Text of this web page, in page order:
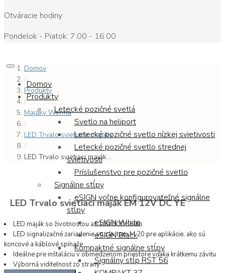
Otváracie hodiny
Pondelok - Piatok: 7:00 - 16:00
Domov
Produkty
Letecké pozičné svetlá
Svetlo na heliport
Letecké pozičné svetlo nízkej svietivosti
Letecké pozičné svetlo strednej
svietivosti
Príslušenstvo pre pozičné svetlo
Signálne stĺpy
eSIGN voľne konfigurovateľné signálne
stĺpy
eSIGN White
eSIGN Black
Kompaktné signálne stĺpy
Signálny stĺp RST 56
Domov
/
Produkty
/
Majáky Werma
/
LED Trvalo svietiace majáky
/
LED Trvalo svietiaci maják...
LED Trvalo svietiaci maják EM 12V DC YE
LED maják so životnosťou až 100 000 hodín
LED signalizačné zariadenie so závitom M 20 pre aplikácie, ako sú
koncové a káblové spínače
Ideálne pre inštaláciu v obmedzenom priestore vďaka krátkemu závitu
Výborná viditeľnosť zo strany